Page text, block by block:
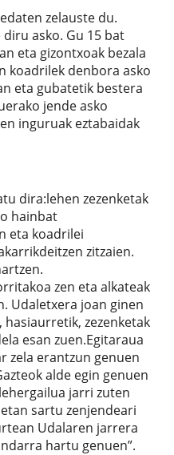
zelauste du.
diru asko. Gu 15 bat
eta gizontxoak bezala
koadrilek denbora asko
eta gubatetik bestera
jende asko
inguruak eztabaidak
dira:lehen zezenketak
hainbat
eta koadrilei
zitzaien.
zen eta alkateak
Udaletxera joan ginen
zezenketak
esan zuen.Egitaraua
zela erantzun genuen
alde egin genuen
jarri zuten
sartu zenjendeari
Udalaren jarrera
hartu genuen”.